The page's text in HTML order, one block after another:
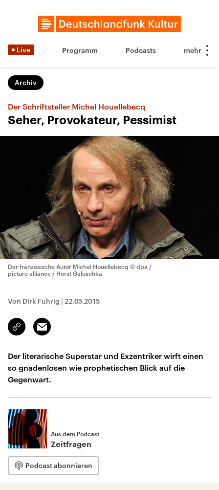
Live Programm Podcasts
Archiv
Der Schriftsteller Michel Houellebecq
Seher, Provokateur, Pessimist
Der französische Autor Michel Houellebecq © dpa /
picture alliance / Horst Galuschka
Von Dirk Fuhrig | 22.05.2015
Link
kopieren/teilen
Email
Der literarische Superstar und Exzentriker wirft einen
so gnadenlosen wie prophetischen Blick auf die
Gegenwart.
Aus dem Podcast
Zeitfragen
Podcast abonnieren